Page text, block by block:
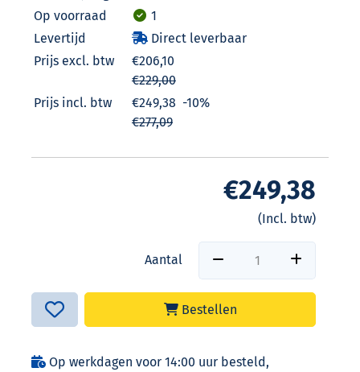
Op voorraad
1
Levertijd
Direct leverbaar
Prijs excl. btw
€206,10
€229,00
Prijs incl. btw
€249,38 -10%
€277,09
€249,38
(Incl. btw)
Aantal
Bestellen
Op werkdagen voor 14:00 uur besteld,